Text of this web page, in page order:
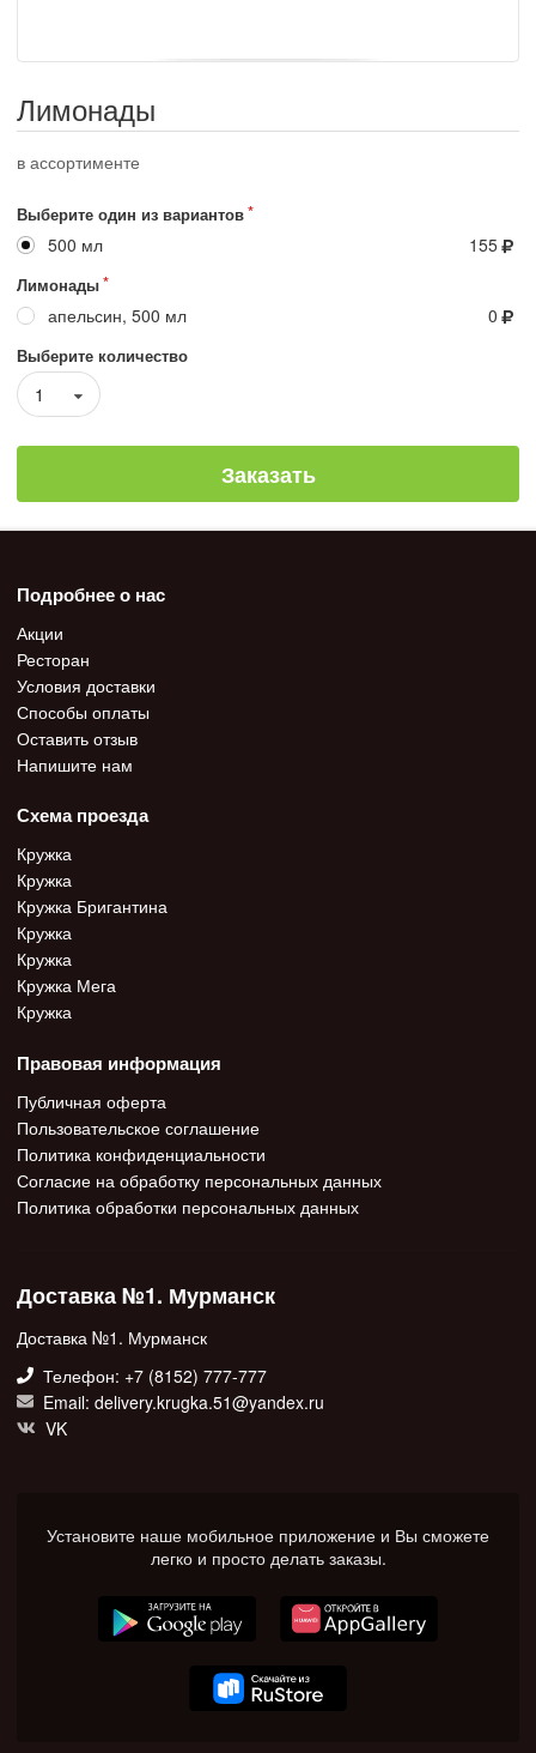
Лимонады
в ассортименте
Выберите один из вариантов
500 мл 155
Лимонады
апельсин, 500 мл 0
Выберите количество
1
Заказать
Подробнее о нас
Акции
Ресторан
Условия доставки
Способы оплаты
Оставить отзыв
Напишите нам
Схема проезда
Кружка
Кружка
Кружка Бригантина
Кружка
Кружка
Кружка Мега
Кружка
Правовая информация
Публичная оферта
Пользовательское соглашение
Политика конфиденциальности
Согласие на обработку персональных данных
Политика обработки персональных данных
Доставка №1. Мурманск
Доставка №1. Мурманск
Телефон: +7 (8152) 777-777
Email: delivery.krugka.51@yandex.ru
VK
Установите наше мобильное приложение и Вы сможете
легко и просто делать заказы.